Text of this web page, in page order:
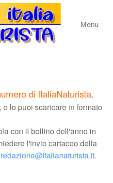
Menu
di ItaliaNaturista.
, o lo puoi scaricare in formato
con il bollino dell'anno in
l'invio cartaceo della
redazione@italianaturista.it.